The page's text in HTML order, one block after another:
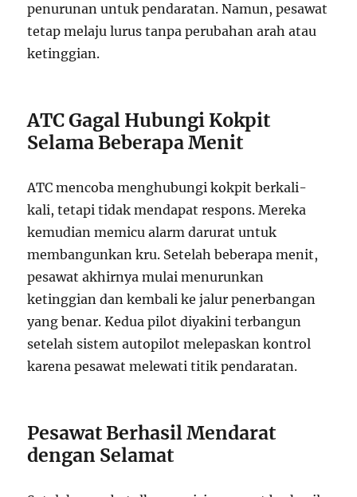
penurunan untuk pendaratan. Namun, pesawat
tetap melaju lurus tanpa perubahan arah atau
ketinggian.
ATC Gagal Hubungi Kokpit
Selama Beberapa Menit
ATC mencoba menghubungi kokpit berkali-
kali, tetapi tidak mendapat respons. Mereka
kemudian memicu alarm darurat untuk
membangunkan kru. Setelah beberapa menit,
pesawat akhirnya mulai menurunkan
ketinggian dan kembali ke jalur penerbangan
yang benar. Kedua pilot diyakini terbangun
setelah sistem autopilot melepaskan kontrol
karena pesawat melewati titik pendaratan.
Pesawat Berhasil Mendarat
dengan Selamat